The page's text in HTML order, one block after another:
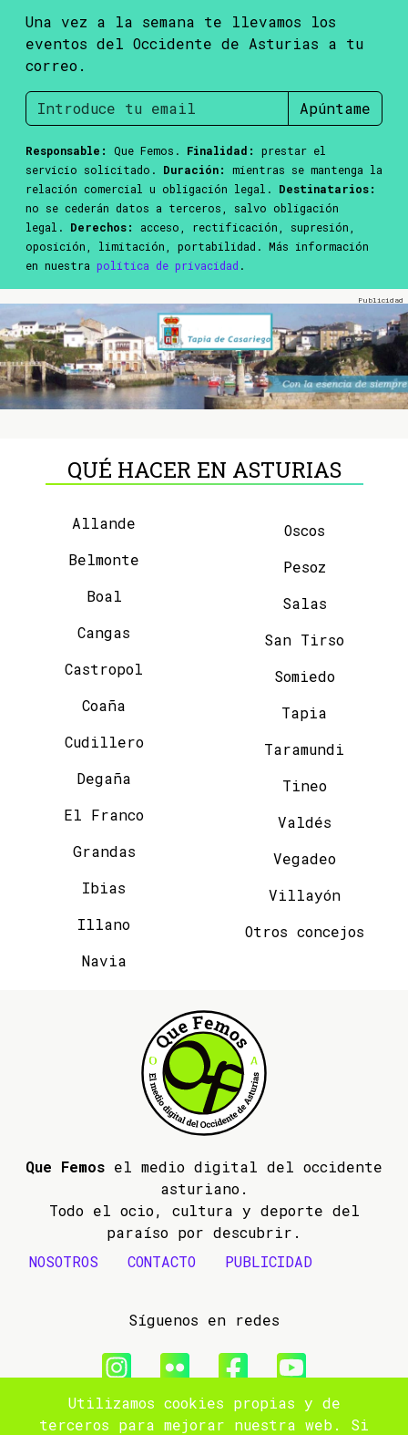
Una vez a la semana te llevamos los
eventos del Occidente de Asturias a tu
correo.
Apúntame
Responsable: Que Femos. Finalidad:
prestar el
servicio solicitado. Duración:
mientras se mantenga la
relación comercial u obligación legal. Destinatarios:
no se cederán datos a terceros, salvo obligación
legal. Derechos:
acceso, rectificación, supresión,
oposición, limitación, portabilidad. Más información
en nuestra política de privacidad .
QUÉ HACER EN ASTURIAS
Allande
Belmonte
Boal
Cangas
Castropol
Coaña
Cudillero
Degaña
El Franco
Grandas
Ibias
Illano
Navia
Oscos
Pesoz
Salas
San Tirso
Somiedo
Tapia
Taramundi
Tineo
Valdés
Vegadeo
Villayón
Otros concejos
Que Femos el medio digital del occidente
asturiano.
Todo el ocio, cultura y deporte del
paraíso por descubrir.
NOSOTROS
CONTACTO PUBLICIDAD
Síguenos en redes
© 2009- 2026 Que Femos
Utilizamos cookies propias y de
terceros para mejorar nuestra web. Si